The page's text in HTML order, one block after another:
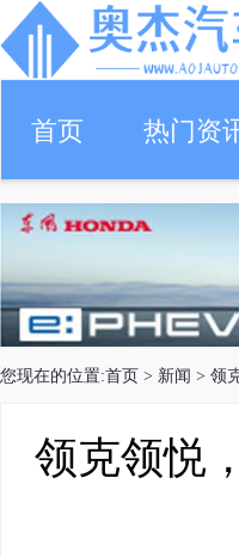
首页 热门资
您现在的位置:首页 > 新闻 > 领
领克领悦